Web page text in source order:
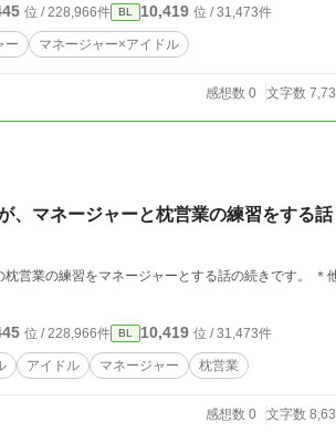
位 / 228,966件 BL 10,419 位 / 31,473件
ー マネージャー×アイドル
感想数 0 文字数
、マネージャーと枕営業の練習をする話
崖っぷち
位 / 228,966件 BL 10,419 位 / 31,473件
アイドル マネージャー 枕営業
感想数 0 文字数